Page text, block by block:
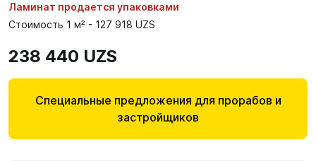
Ламинат продается упаковками
Стоимость 1 м² - 127 918 UZS
238 440 UZS
Специальные предложения для прорабов и
застройщиков